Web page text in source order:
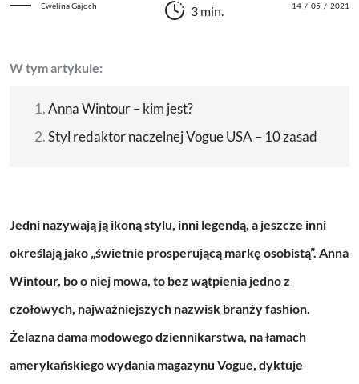
Ewelina Gajoch 3 min. 14 / 05 / 2021
W tym artykule:
Anna Wintour – kim jest?
Styl redaktor naczelnej Vogue USA – 10 zasad
Jedni nazywają ją ikoną stylu, inni legendą, a jeszcze inni
określają jako „świetnie prosperującą markę osobistą”. Anna
Wintour, bo o niej mowa, to bez wątpienia jedno z
czołowych, najważniejszych nazwisk branży fashion.
Żelazna dama modowego dziennikarstwa, na łamach
amerykańskiego wydania magazynu Vogue, dyktuje